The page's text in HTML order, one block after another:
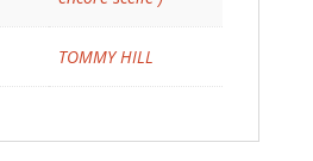
TOMMY HILL